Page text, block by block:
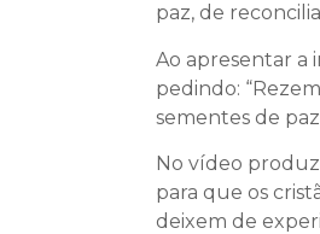
paz, de
Ao apresentar a
pedindo:
sementes de
No vídeo
para que os
deixem de